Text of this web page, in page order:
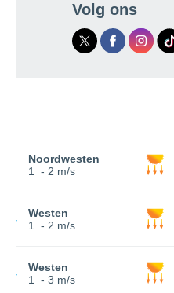
Volg ons
Noordwesten
1
- 2 m/s
Westen
1
- 2 m/s
Westen
1
- 3 m/s